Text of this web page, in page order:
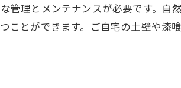
管理とメンテナンスが必要です。自
ことができます。ご自宅の土壁や漆